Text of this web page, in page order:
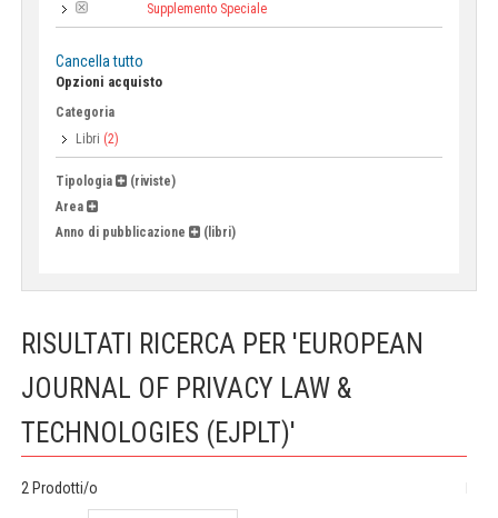
Supplemento Speciale
Cancella tutto
Opzioni acquisto
Categoria
Libri (2)
Tipologia
(riviste)
Area
Anno di pubblicazione
(libri)
RISULTATI RICERCA PER 'EUROPEAN
JOURNAL OF PRIVACY LAW &
TECHNOLOGIES (EJPLT)'
2 Prodotti/o